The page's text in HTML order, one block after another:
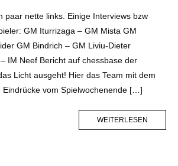
paar nette links. Einige Interviews bzw
GM Iturrizaga – GM Mista GM
GM Bindrich – GM Liviu-Dieter
IM Neef Bericht auf chessbase der
Licht ausgeht! Hier das Team mit dem
Eindrücke vom Spielwochenende […]
WEITERLESEN